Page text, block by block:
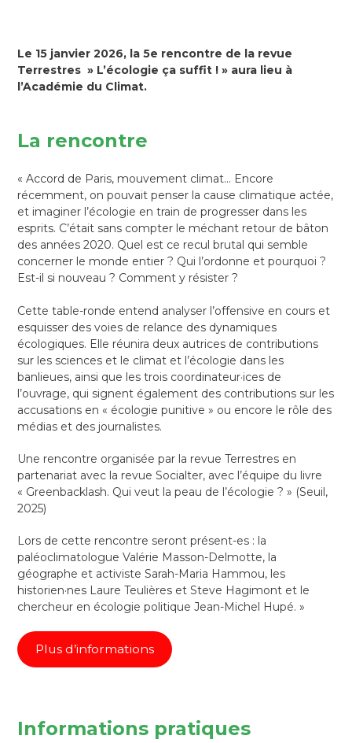
Le 15 janvier 2026, la 5e rencontre de la revue
Terrestres » L’écologie ça suffit ! » aura lieu à
l’Académie du Climat.
La rencontre
« Accord de Paris, mouvement climat… Encore
récemment, on pouvait penser la cause climatique actée,
et imaginer l’écologie en train de progresser dans les
esprits. C’était sans compter le méchant retour de bâton
des années 2020. Quel est ce recul brutal qui semble
concerner le monde entier ? Qui l’ordonne et pourquoi ?
Est-il si nouveau ? Comment y résister ?
Cette table-ronde entend analyser l’offensive en cours et
esquisser des voies de relance des dynamiques
écologiques. Elle réunira deux autrices de contributions
sur les sciences et le climat et l’écologie dans les
banlieues, ainsi que les trois coordinateur·ices de
l’ouvrage, qui signent également des contributions sur les
accusations en « écologie punitive » ou encore le rôle des
médias et des journalistes.
Une rencontre organisée par la revue Terrestres en
partenariat avec la revue Socialter, avec l’équipe du livre
« Greenbacklash. Qui veut la peau de l’écologie ? » (Seuil,
2025)
Lors de cette rencontre seront présent-es : la
paléoclimatologue Valérie Masson-Delmotte, la
géographe et activiste Sarah-Maria Hammou, les
historien·nes Laure Teulières et Steve Hagimont et le
chercheur en écologie politique Jean-Michel Hupé. »
Plus d’informations
Informations pratiques